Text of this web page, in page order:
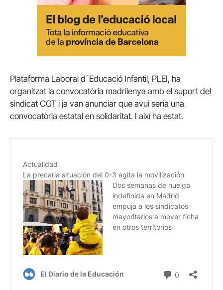
Plataforma Laboral d´Educació Infantil, PLEI, ha
organitzat la convocatòria madrilenya amb el suport del
sindicat CGT i ja van anunciar que avui seria una
convocatòria estatal en solidaritat. I així ha estat.